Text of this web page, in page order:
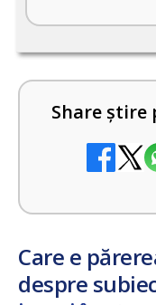
Share știre
Care e
despre